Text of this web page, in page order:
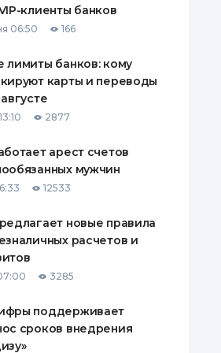
ПО
ПОЛИСЫ
КОМПАНИИ
клиенты банков
06:50 166
лимиты банков: кому
карты и переводы
2877
арест счетов
мужчин
12533
новые правила
расчетов и
3285
поддерживает
сроков внедрения